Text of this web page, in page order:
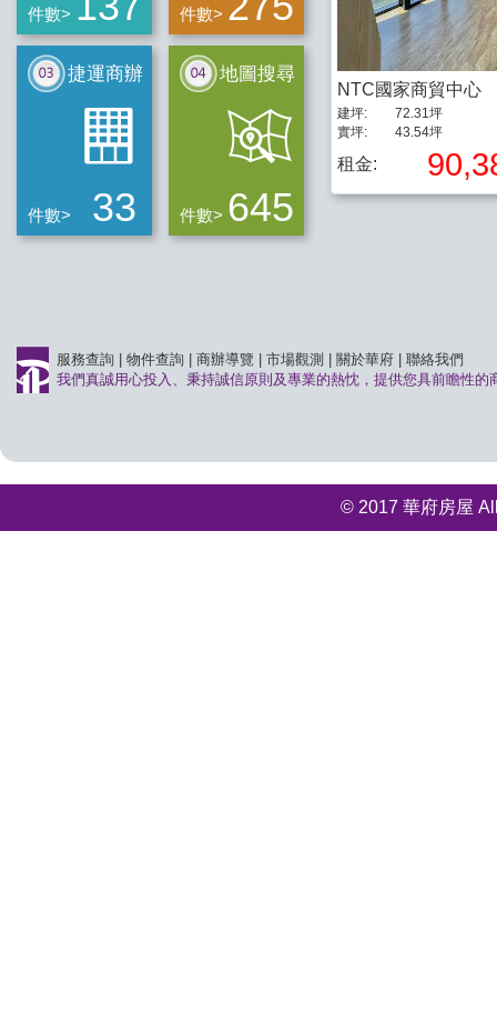
件數> 件數>
捷運商辦
件數> 33
地圖搜尋
件數> 645
NTC國家商貿中心
建坪:
72.31坪
實坪:
43.54坪
租金:
服務查詢 物件查詢 商辦導覽 市場觀測 關於華府
聯絡我們
我們真誠用心投入、秉持誠信原則及專業的熱忱，提供您具前瞻性的
© 2017 華府房屋